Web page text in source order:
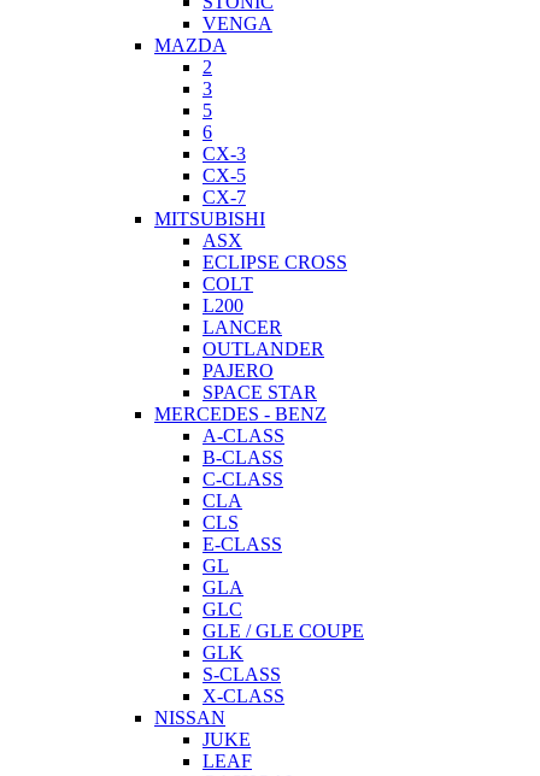
VENGA
MAZDA
2
3
5
6
CX-3
CX-5
CX-7
MITSUBISHI
ASX
ECLIPSE CROSS
COLT
L200
LANCER
OUTLANDER
PAJERO
SPACE STAR
MERCEDES - BENZ
A-CLASS
B-CLASS
C-CLASS
CLA
CLS
E-CLASS
GL
GLA
GLC
GLE / GLE COUPE
GLK
S-CLASS
X-CLASS
NISSAN
JUKE
LEAF